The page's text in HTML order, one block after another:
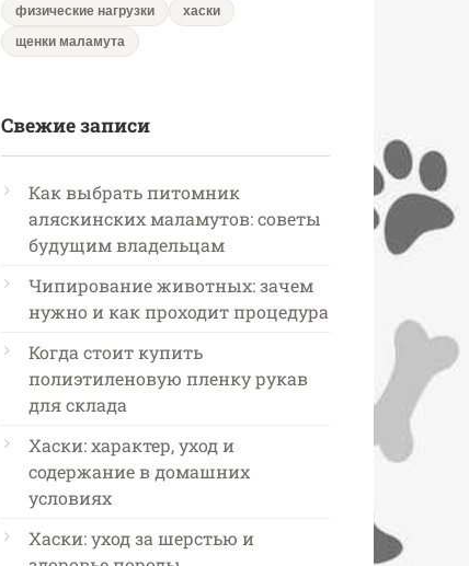
физические нагрузки
хаски
щенки маламута
Свежие записи
Как выбрать питомник
аляскинских маламутов: советы
будущим владельцам
Чипирование животных: зачем
нужно и как проходит процедура
Когда стоит купить
полиэтиленовую пленку рукав
для склада
Хаски: характер, уход и
содержание в домашних
условиях
Хаски: уход за шерстью и